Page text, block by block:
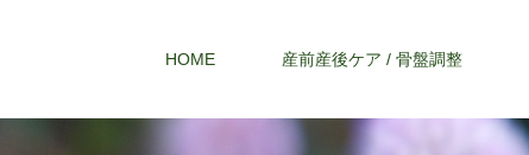
HOME 産前産後ケア / 骨盤調整